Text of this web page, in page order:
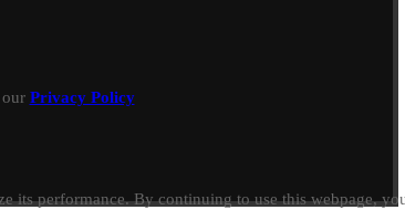
Privacy Policy
its performance. By continuing to use this webpage,